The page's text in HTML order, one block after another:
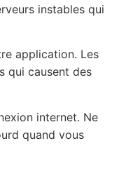
instables qui
application. Les
qui causent des
internet. Ne
quand vous